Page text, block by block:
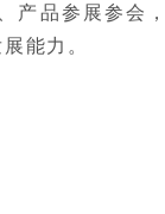
产品参展参会
能力。